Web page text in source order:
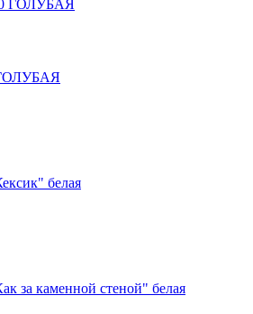
ГОЛУБАЯ
белая
за каменной стеной" белая